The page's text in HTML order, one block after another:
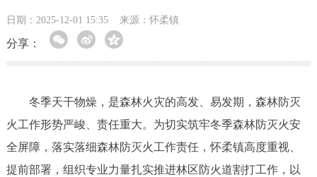
日期：2025-12-01 15:35 来源：怀柔镇
分享：
冬季天干物燥，是森林火灾的高发、易发期，森林防灭
火工作形势严峻、责任重大。为切实筑牢冬季森林防灭火安
全屏障，落实落细森林防灭火工作责任，怀柔镇高度重视、
提前部署，组织专业力量扎实推进林区防火道割打工作，以